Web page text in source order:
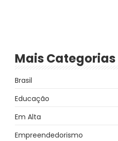
Mais Categorias
Brasil
Educação
Em Alta
Empreendedorismo